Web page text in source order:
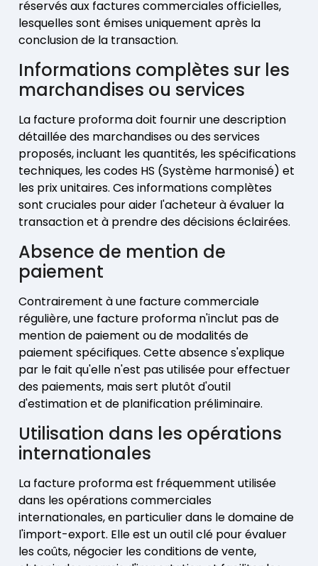
réservés aux factures commerciales officielles,
lesquelles sont émises uniquement après la
conclusion de la transaction.
Informations complètes sur les
marchandises ou services
La facture proforma doit fournir une description
détaillée des marchandises ou des services
proposés, incluant les quantités, les spécifications
techniques, les codes HS (Système harmonisé) et
les prix unitaires. Ces informations complètes
sont cruciales pour aider l'acheteur à évaluer la
transaction et à prendre des décisions éclairées.
Absence de mention de
paiement
Contrairement à une facture commerciale
régulière, une facture proforma n'inclut pas de
mention de paiement ou de modalités de
paiement spécifiques. Cette absence s'explique
par le fait qu'elle n'est pas utilisée pour effectuer
des paiements, mais sert plutôt d'outil
d'estimation et de planification préliminaire.
Utilisation dans les opérations
internationales
La facture proforma est fréquemment utilisée
dans les opérations commerciales
internationales, en particulier dans le domaine de
l'import-export. Elle est un outil clé pour évaluer
les coûts, négocier les conditions de vente,